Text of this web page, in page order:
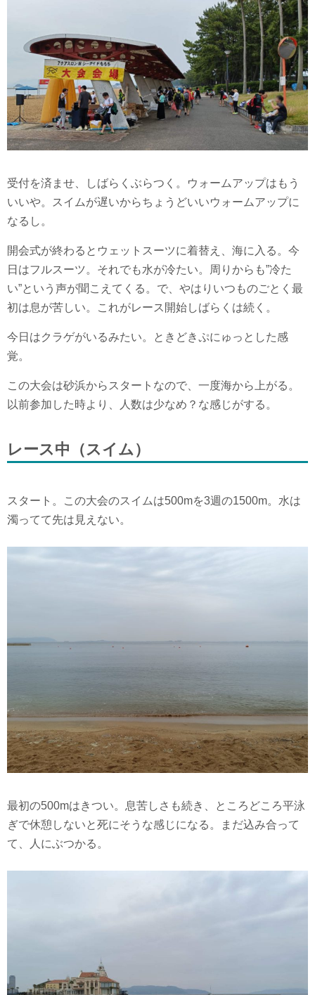
受付を済ませ、しばらくぶらつく。ウォームアップはもう
いいや。スイムが遅いからちょうどいいウォームアップに
なるし。
開会式が終わるとウェットスーツに着替え、海に入る。今
日はフルスーツ。それでも水が冷たい。周りからも”冷た
い”という声が聞こえてくる。で、やはりいつものごとく最
初は息が苦しい。これがレース開始しばらくは続く。
今日はクラゲがいるみたい。ときどきぷにゅっとした感
覚。
この大会は砂浜からスタートなので、一度海から上がる。
以前参加した時より、人数は少なめ？な感じがする。
レース中（スイム）
スタート。この大会のスイムは500mを3週の1500m。水は
濁ってて先は見えない。
最初の500mはきつい。息苦しさも続き、ところどころ平泳
ぎで休憩しないと死にそうな感じになる。まだ込み合って
て、人にぶつかる。